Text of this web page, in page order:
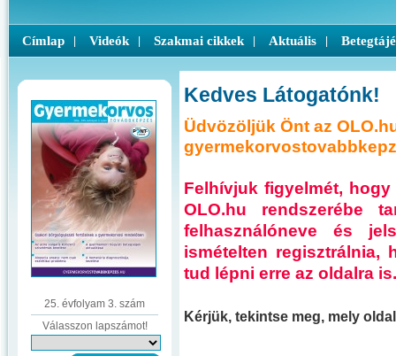
Címlap Videók Szakmai cikkek Aktuális
25. évfolyam 3. szám
Válasszon lapszámot!
Kedves Látogatónk!
Üdvözöljük Önt az
Felhívjuk figyelmét,
OLO.hu rendszerébe
felhasználóneve és
ismételten regisztrálnia,
tud lépni erre az oldalra is.
Kérjük, tekintse meg, mely